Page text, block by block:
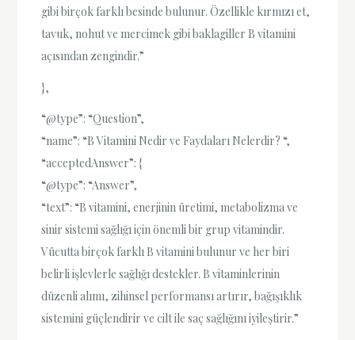
gibi birçok farklı besinde bulunur. Özellikle kırmızı et,
tavuk, nohut ve mercimek gibi baklagiller B vitamini
açısından zengindir.”
},
“@type”: “Question”,
“name”: “B Vitamini Nedir ve Faydaları Nelerdir? “,
“acceptedAnswer”: {
“@type”: “Answer”,
“text”: “B vitamini, enerjinin üretimi, metabolizma ve
sinir sistemi sağlığı için önemli bir grup vitamindir.
Vücutta birçok farklı B vitamini bulunur ve her biri
belirli işlevlerle sağlığı destekler. B vitaminlerinin
düzenli alımı, zihinsel performansı artırır, bağışıklık
sistemini güçlendirir ve cilt ile saç sağlığını iyileştirir.”